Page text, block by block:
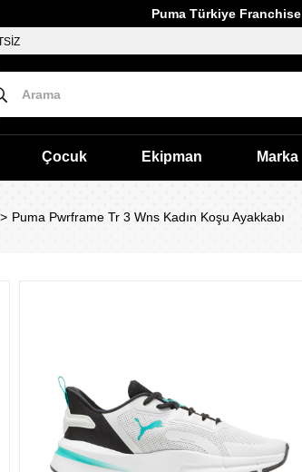
Puma Türkiye Franchise
Çocuk Ekipman Marka
Puma Pwrframe Tr 3 Wns Kadın Koşu Ayakkabı